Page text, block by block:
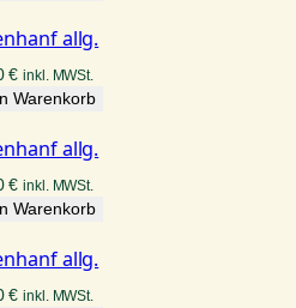
allg.
€ inkl. MWSt.
Warenkorb
allg.
€ inkl. MWSt.
Warenkorb
allg.
€ inkl. MWSt.